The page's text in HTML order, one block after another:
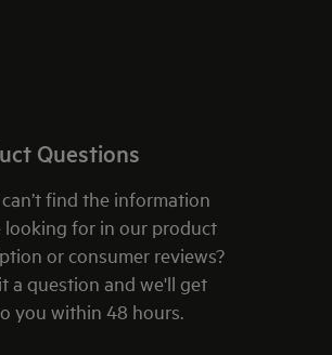
Questions
find the information
looking for in our product
or consumer reviews?
a question and we'll get
you within 48 hours.